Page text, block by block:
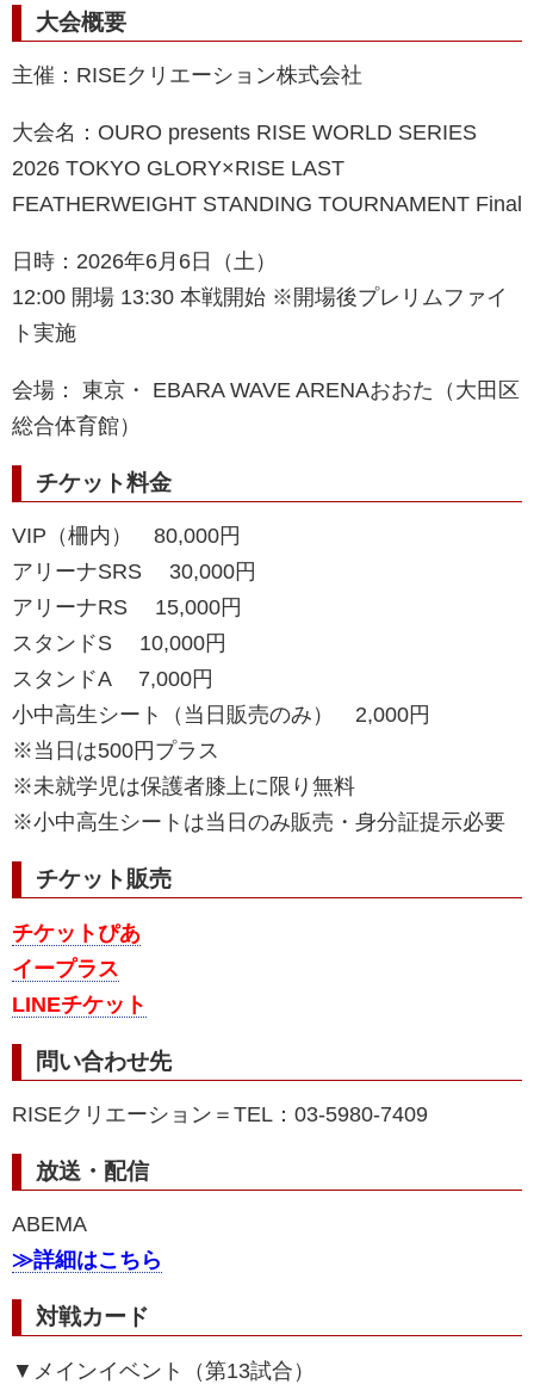
大会概要
主催：RISEクリエーション株式会社
大会名：OURO presents RISE WORLD SERIES
2026 TOKYO GLORY×RISE LAST
FEATHERWEIGHT STANDING TOURNAMENT Final
日時：2026年6月6日（土）
12:00 開場 13:30 本戦開始 ※開場後プレリムファイ
ト実施
会場： 東京・ EBARA WAVE ARENAおおた（大田区
総合体育館）
チケット料金
VIP（柵内） 80,000円
アリーナSRS 30,000円
アリーナRS 15,000円
スタンドS 10,000円
スタンドA 7,000円
小中高生シート（当日販売のみ） 2,000円
※当日は500円プラス
※未就学児は保護者膝上に限り無料
※小中高生シートは当日のみ販売・身分証提示必要
チケット販売
チケットぴあ
イープラス
LINEチケット
問い合わせ先
RISEクリエーション＝TEL：03-5980-7409
放送・配信
ABEMA
≫詳細はこちら
対戦カード
▼メインイベント（第13試合）